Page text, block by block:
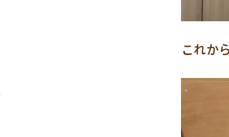
これか